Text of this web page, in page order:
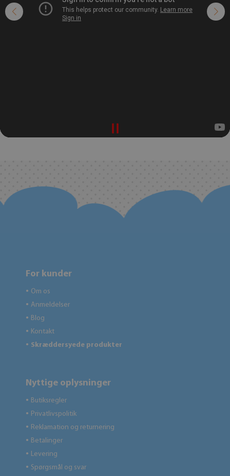
For kunder
● Om os
● Anmeldelser
● Blog
● Kontakt
● Skræddersyede produkter
Nyttige oplysninger
● Butiksregler
● Privatlivspolitik
● Reklamation og returnering
● Betalinger
● Levering
● Spørgsmål og svar